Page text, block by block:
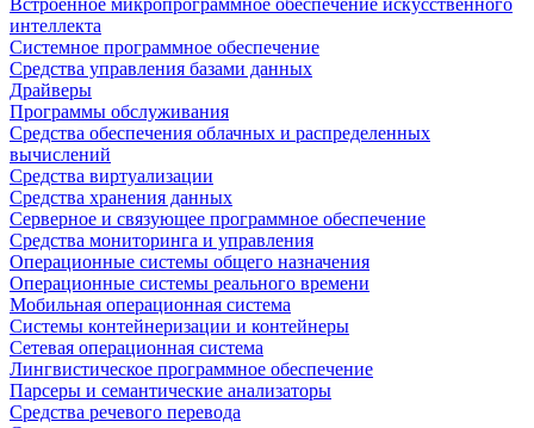
Встроенное микропрограммное обеспечение искусственного
интеллекта
Системное программное обеспечение
Средства управления базами данных
Драйверы
Программы обслуживания
Средства обеспечения облачных и распределенных
вычислений
Средства виртуализации
Средства хранения данных
Серверное и связующее программное обеспечение
Средства мониторинга и управления
Операционные системы общего назначения
Операционные системы реального времени
Мобильная операционная система
Системы контейнеризации и контейнеры
Сетевая операционная система
Лингвистическое программное обеспечение
Парсеры и семантические анализаторы
Средства речевого перевода